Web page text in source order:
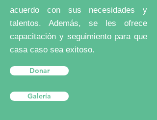
acuerdo con sus necesidades y
talentos. Además, se les ofrece
capacitación y seguimiento para que
casa caso sea exitoso.
Donar
Galería